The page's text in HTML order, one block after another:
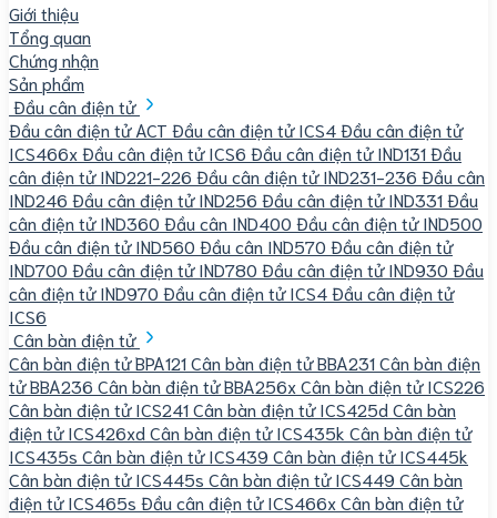
Giới thiệu
Tổng quan
Chứng nhận
Sản phẩm
Đầu cân điện tử
Đầu cân điện tử ACT Đầu cân điện tử ICS4Đầu cân điện tử
ICS466xĐầu cân điện tử ICS6 Đầu cân điện tử IND131Đầu
cân điện tử IND221-226 Đầu cân điện tử IND231-236 Đầu cân
IND246 Đầu cân điện tử IND256 Đầu cân điện tử IND331Đầu
cân điện tử IND360 Đầu cân IND400 Đầu cân điện tử IND500
Đầu cân điện tử IND560 Đầu cân IND570 Đầu cân điện tử
IND700 Đầu cân điện tử IND780 Đầu cân điện tử IND930 Đầu
cân điện tử IND970 Đầu cân điện tử ICS4Đầu cân điện tử
ICS6
Cân bàn điện tử
Cân bàn điện tử BPA121Cân bàn điện tử BBA231Cân bàn điện
tử BBA236 Cân bàn điện tử BBA256xCân bàn điện tử ICS226
Cân bàn điện tử ICS241Cân bàn điện tử ICS425d Cân bàn
điện tử ICS426xd Cân bàn điện tử ICS435k Cân bàn điện tử
ICS435s Cân bàn điện tử ICS439 Cân bàn điện tử ICS445k
Cân bàn điện tử ICS445s Cân bàn điện tử ICS449 Cân bàn
điện tử ICS465s Đầu cân điện tử ICS466xCân bàn điện tử